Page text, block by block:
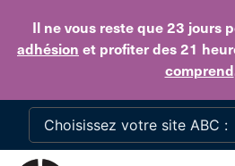
Il ne vous reste que 23 jours
adhésion et profiter des 21
comprend